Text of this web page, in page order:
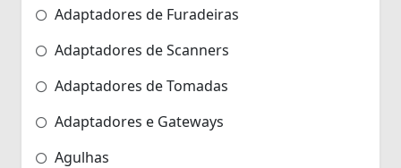
Adaptadores de Furadeiras
Adaptadores de Scanners
Adaptadores de Tomadas
Adaptadores e Gateways
Agulhas